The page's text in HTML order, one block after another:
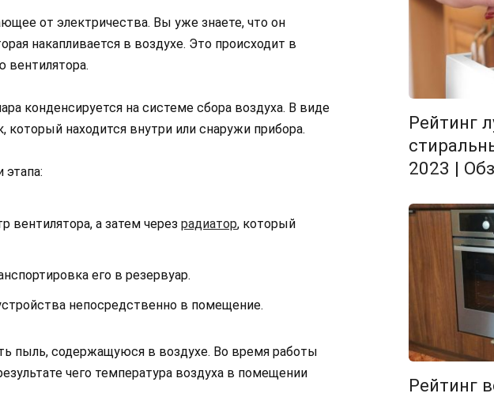
от электричества. Вы уже знаете, что он
накапливается в воздухе. Это происходит в
вентилятора.
конденсируется на системе сбора воздуха. В виде
находится внутри или снаружи прибора.
этапа:
вентилятора, а затем через радиатор, который
его в резервуар.
непосредственно в помещение.
пыль, содержащуюся в воздухе. Во время работы
чего температура воздуха в помещении
Рейтинг
2023 |
Рейтинг